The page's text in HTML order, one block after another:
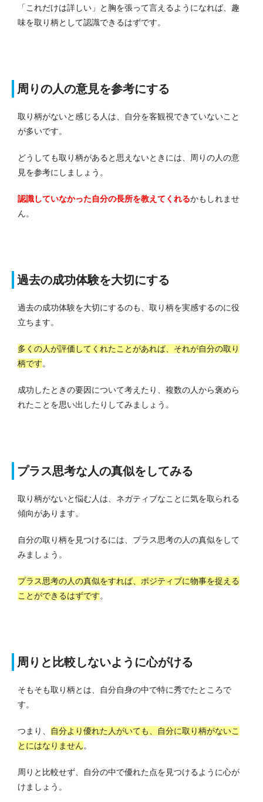
「これだけは詳しい」と胸を張って言えるようになれば、趣
味を取り柄として認識できるはずです。
周りの人の意見を参考にする
取り柄がないと感じる人は、自分を客観視できていないこと
が多いです。
どうしても取り柄があると思えないときには、周りの人の意
見を参考にしましょう。
認識していなかった自分の長所を教えてくれるかもしれませ
ん。
過去の成功体験を大切にする
過去の成功体験を大切にするのも、取り柄を実感するのに役
立ちます。
多くの人が評価してくれたことがあれば、それが自分の取り
柄です。
成功したときの要因について考えたり、複数の人から褒めら
れたことを思い出したりしてみましょう。
プラス思考な人の真似をしてみる
取り柄がないと悩む人は、ネガティブなことに気を取られる
傾向があります。
自分の取り柄を見つけるには、プラス思考の人の真似をして
みましょう。
プラス思考の人の真似をすれば、ポジティブに物事を捉える
ことができるはずです。
周りと比較しないように心がける
そもそも取り柄とは、自分自身の中で特に秀でたところで
す。
つまり、
自分より優れた人がいても、自分に取り柄がないこ
とにはなりません。
周りと比較せず、自分の中で優れた点を見つけるように心が
けましょう。